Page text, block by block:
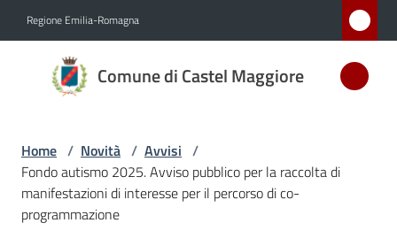
Regione Emilia-Romagna
Comune di Castel Maggiore
Comune
di Castel
D'ARGENTO
AL MERITO
CIVILE
Home / Novità / Avvisi /
Fondo autismo 2025. Avviso pubblico per la raccolta di
manifestazioni di interesse per il percorso di co-
programmazione